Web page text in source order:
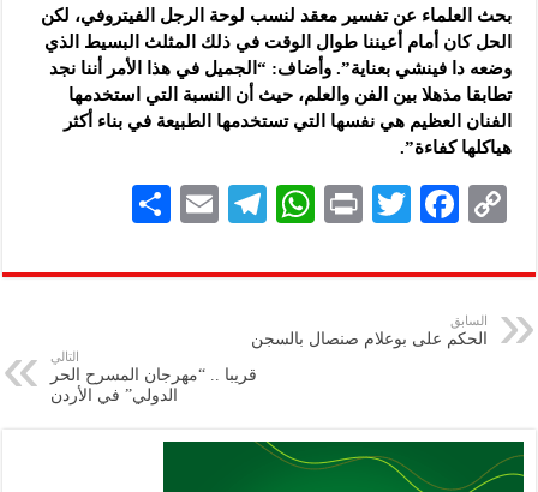
بحث العلماء عن تفسير معقد لنسب لوحة الرجل الفيتروفي، لكن
الحل كان أمام أعيننا طوال الوقت في ذلك المثلث البسيط الذي
وضعه دا فينشي بعناية”. وأضاف: “الجميل في هذا الأمر أننا نجد
تطابقا مذهلا بين الفن والعلم، حيث أن النسبة التي استخدمها
الفنان العظيم هي نفسها التي تستخدمها الطبيعة في بناء أكثر
هياكلها كفاءة”.
C
p
y
Li
k
F
eb
k
T
tt
P
nt
W
at
A
p
p
Te
gr
m
E
ai
ar
السابق
الحكم على بوعلام صنصال بالسجن
التالي
قريبا .. “مهرجان المسرح الحر
الدولي” في الأردن